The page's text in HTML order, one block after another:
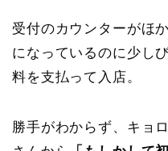
受付のカウンターがほ
になっているのに少し
料を支払って入店。
勝手がわからず、キョ